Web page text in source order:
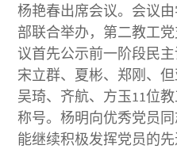
杨艳春出席会议。会议
部联合举办，第二教工
议首先公示前一阶段民
宋立群、夏彬、郑刚、
吴琦、齐航、方玉11位
称号。杨明向优秀党员
能继续积极发挥党员的